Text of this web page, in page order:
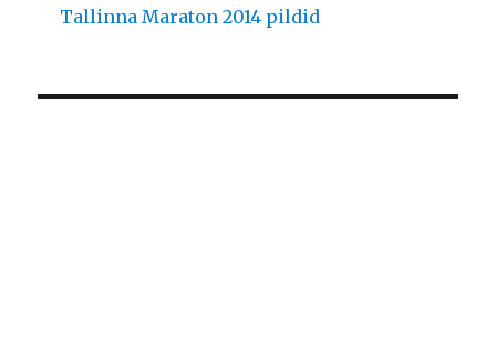
Tallinna Maraton 2014 pildid